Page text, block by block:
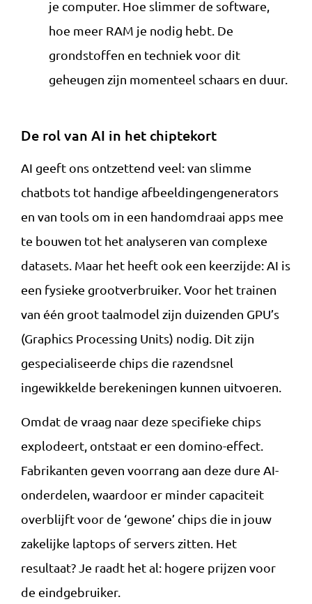
je computer. Hoe slimmer de software,
hoe meer RAM je nodig hebt. De
grondstoffen en techniek voor dit
geheugen zijn momenteel schaars en duur.
De rol van AI in het chiptekort
AI geeft ons ontzettend veel: van slimme
chatbots tot handige afbeeldingengenerators
en van tools om in een handomdraai apps mee
te bouwen tot het analyseren van complexe
datasets. Maar het heeft ook een keerzijde: AI is
een fysieke grootverbruiker. Voor het trainen
van één groot taalmodel zijn duizenden GPU’s
(Graphics Processing Units) nodig. Dit zijn
gespecialiseerde chips die razendsnel
ingewikkelde berekeningen kunnen uitvoeren.
Omdat de vraag naar deze specifieke chips
explodeert, ontstaat er een domino-effect.
Fabrikanten geven voorrang aan deze dure AI-
onderdelen, waardoor er minder capaciteit
overblijft voor de ‘gewone’ chips die in jouw
zakelijke laptops of servers zitten. Het
resultaat? Je raadt het al: hogere prijzen voor
de eindgebruiker.